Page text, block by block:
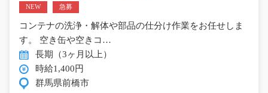
NEW 急募
コンテナの洗浄・解体や部品の仕分け作業をお任せしま
す。 空き缶や空きコ…
長期（3ヶ月以上）
時給1,400円
群馬県前橋市